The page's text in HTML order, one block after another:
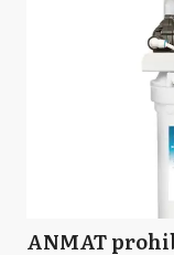
ANMAT